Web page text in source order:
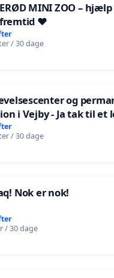
MINI ZOO –
❤️
/ 30 dage
og
i Vejby - Ja tak til et
/ 30 dage
Nok er nok!
/ 30 dage